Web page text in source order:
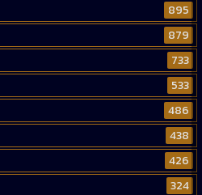
895
879
733
533
486
438
426
324